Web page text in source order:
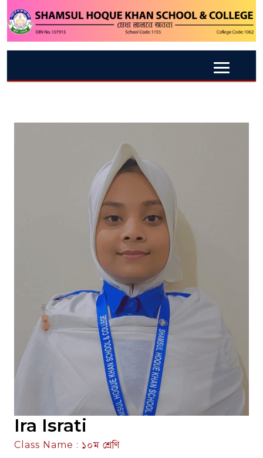
Ira Israti
Class Name : ১০ম শ্রেণি